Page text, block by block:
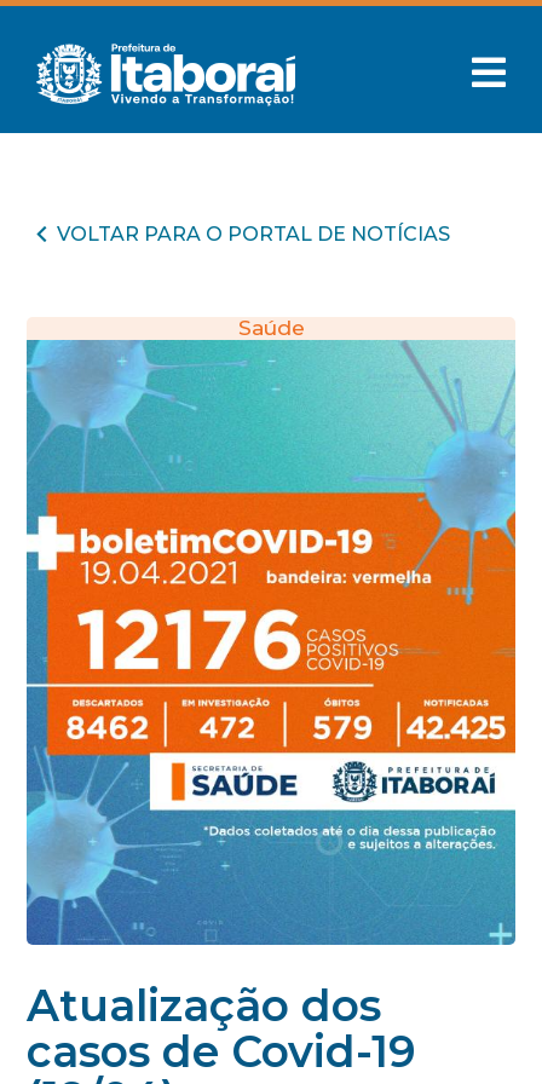
VOLTAR PARA O PORTAL DE NOTÍCIAS
Saúde
Atualização dos
casos de Covid-19